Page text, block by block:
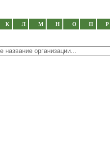
К Л М Н О П Р